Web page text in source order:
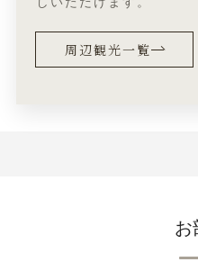
周辺観光一覧
お